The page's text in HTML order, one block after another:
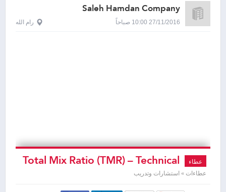
Saleh Hamdan Company
27/11/2016 10:00 صباحاً رام الله
عطاء Total Mix Ratio (TMR) – Technical
Know how
عطاءات » استشارات وتدريب